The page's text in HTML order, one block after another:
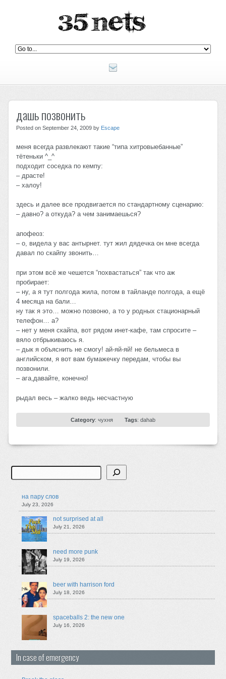
дашь позвонить
Posted on September 24, 2009 by Escape
меня всегда развлекают такие “типа хитровыебанные”
тётеньки ^_^
подходит соседка по кемпу:
– драсте!
– халоу!
здесь и далее все продвигается по стандартному сценарию:
– давно? а откуда? а чем занимаешься?
апофеоз:
– о, видела у вас антырнет. тут жил дядечка он мне всегда
давал по скайпу звонить…
при этом всё же чешется “похвастаться” так что аж
пробирает:
– ну, а я тут полгода жила, потом в тайланде полгода, а ещё
4 месяца на бали…
ну так я это… можно позвоню, а то у родных стационарный
телефон… а?
– нет у меня скайпа, вот рядом инет-кафе, там спросите –
вяло отбрыкиваюсь я.
– дык я объяснить не смогу! ай-яй-яй! не бельмеса в
английском, я вот вам бумажечку передам, чтобы вы
позвонили.
– ага,давайте, конечно!
рыдал весь – жалко ведь несчастную
Category: чухня Tags: dahab
Search
на пару слов
July 23, 2026
not surprised at all
July 21, 2026
need more punk
July 19, 2026
beer with harrison ford
July 18, 2026
spaceballs 2: the new one
July 16, 2026
In case of emergency